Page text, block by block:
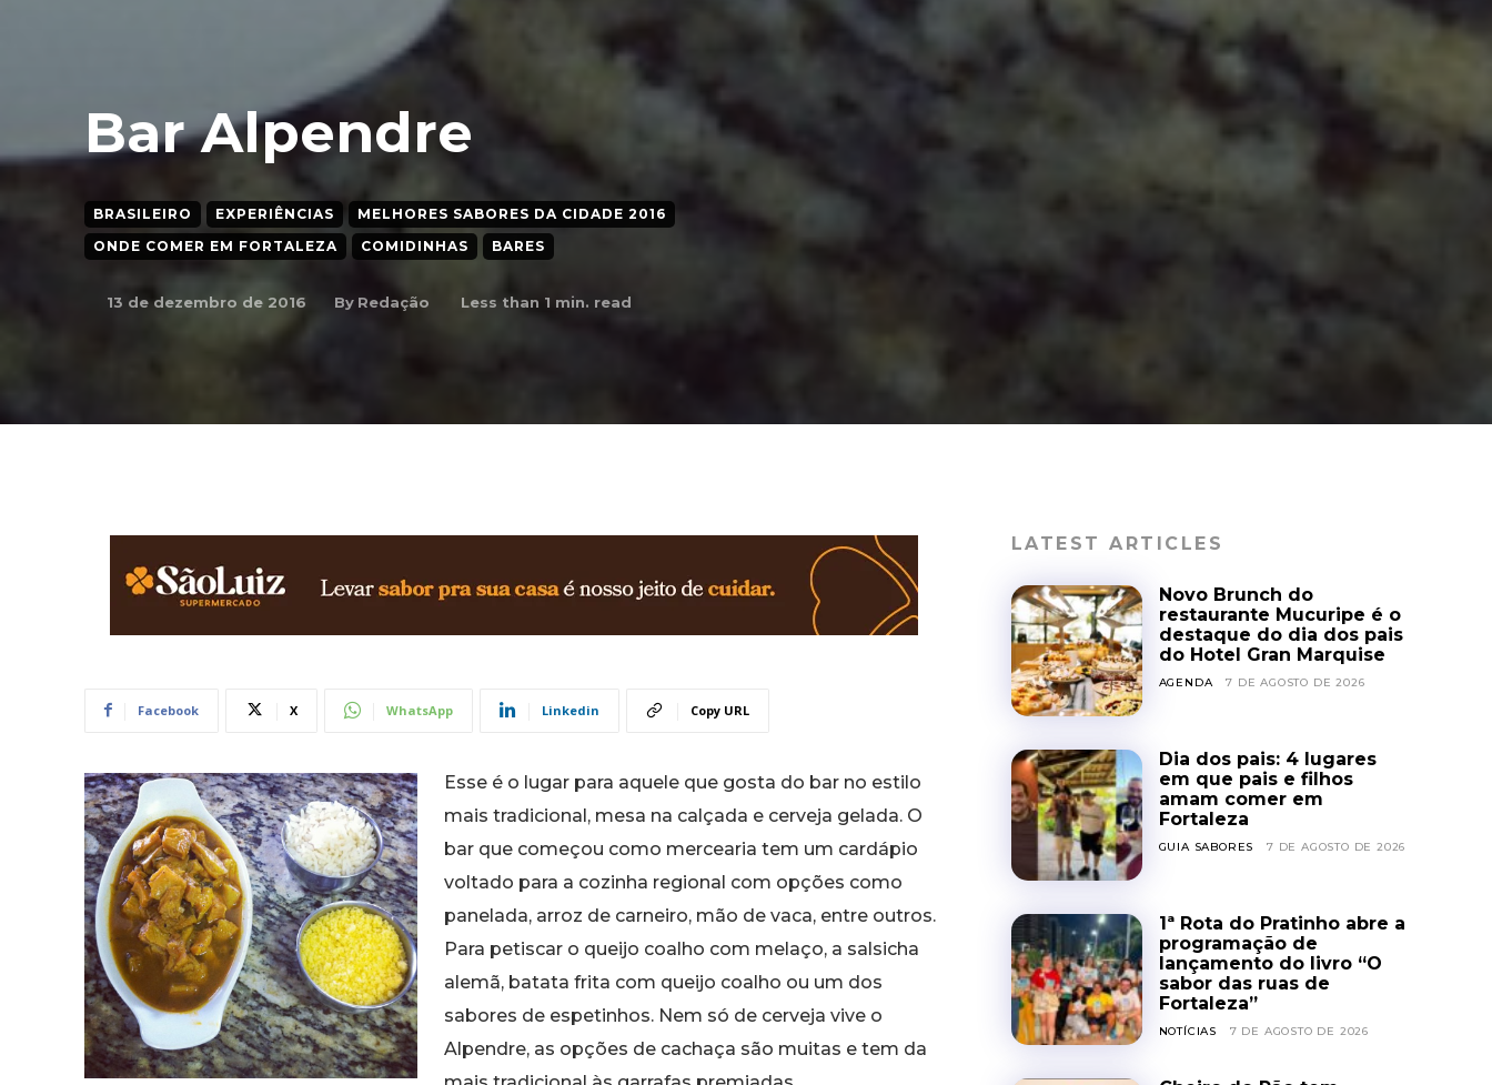
Bar Alpendre
BRASILEIRO EXPERIÊNCIAS
MELHORES SABORES DA CIDADE 2016
ONDE COMER EM FORTALEZA
COMIDINHAS BARES
13 de dezembro de 2016 By Redação Less than 1 min. read
Facebook X WhatsApp Linkedin Copy URL
Esse é o lugar para aquele que gosta do bar no estilo
mais tradicional, mesa na calçada e cerveja gelada. O
bar que começou como mercearia tem um cardápio
voltado para a cozinha regional com opções como
panelada, arroz de carneiro, mão de vaca, entre outros.
Para petiscar o queijo coalho com melaço, a salsicha
alemã, batata frita com queijo coalho ou um dos
sabores de espetinhos. Nem só de cerveja vive o
Alpendre, as opções de cachaça são muitas e tem da
LATEST ARTICLES
Novo Brunch do
restaurante Mucuripe é o
destaque do dia dos pais
do Hotel Gran Marquise
AGENDA 7 DE AGOSTO DE 2026
Dia dos pais: 4 lugares
em que pais e filhos
amam comer em
Fortaleza
GUIA SABORES 7 DE AGOSTO DE 2026
1ª Rota do Pratinho abre a
programação de
lançamento do livro “O
sabor das ruas de
Fortaleza”
NOTÍCIAS 7 DE AGOSTO DE 2026